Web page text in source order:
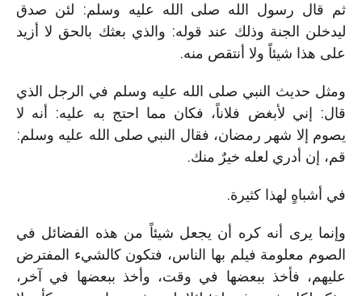
ثم قال رسول الله صلى الله عليه وسلم: لئن صدق
ليدخلن الجنة وذلك عند قوله: والذي بعثك بالحق لا أزيد
على هذا شيئاً ولا أنتقص منه.
ومثل حديث النبي صلى الله عليه وسلم في الرجل الذي
قال: إني لأبغض فلاناً، فكان مما احتج به عليه: أنه لا
يصوم إلا شهر رمضان، فقال النبي صلى الله عليه وسلم:
قم، إن أدري لعله خيرٌ منك.
في أشباهٍ لهذا كثيرة.
وإنما يرى أنه كره أن يجعل شيئاً من هذه الفضائل في
الصوم معلومة فيلم بها الناس، فتكون كالشيء المفترض
عليهم، فأخذ ببعضها في وقت، وأخذ ببعضها في آخر،